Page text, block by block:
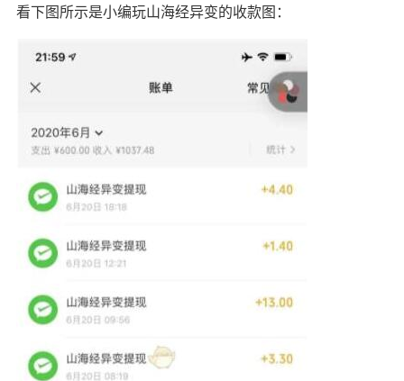
看下图所示是小编玩山海经异变的收款图：